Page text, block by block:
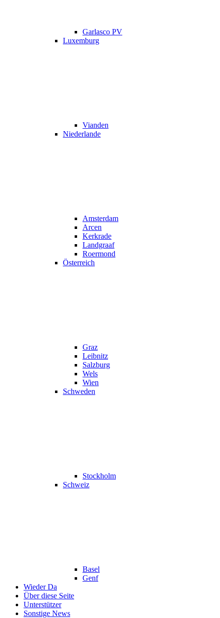
Garlasco PV
Luxemburg
Vianden
Niederlande
Amsterdam
Arcen
Kerkrade
Landgraaf
Roermond
Österreich
Graz
Leibnitz
Salzburg
Wels
Wien
Schweden
Stockholm
Schweiz
Basel
Genf
Wieder Da
Über diese Seite
Unterstützer
Sonstige News